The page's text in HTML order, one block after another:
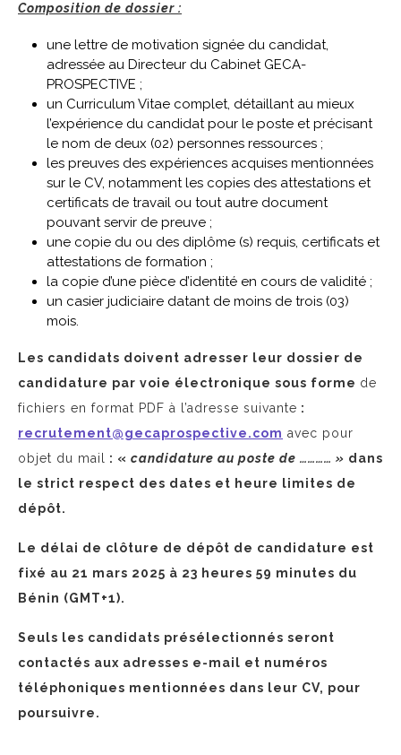
Composition de dossier :
une lettre de motivation signée du candidat,
adressée au Directeur du Cabinet GECA-
PROSPECTIVE ;
un Curriculum Vitae complet, détaillant au mieux
l’expérience du candidat pour le poste et précisant
le nom de deux (02) personnes ressources ;
les preuves des expériences acquises mentionnées
sur le CV, notamment les copies des attestations et
certificats de travail ou tout autre document
pouvant servir de preuve ;
une copie du ou des diplôme (s) requis, certificats et
attestations de formation ;
la copie d’une pièce d’identité en cours de validité ;
un casier judiciaire datant de moins de trois (03)
mois.
Les candidats doivent adresser leur dossier de
candidature par voie électronique sous forme de
fichiers en format PDF à l’adresse suivante :
recrutement@gecaprospective.com avec pour
objet du mail
: « candidature au poste de ………… » dans
le strict respect des dates et heure limites de
dépôt.
Le délai de clôture de dépôt de candidature est
fixé au 21 mars 2025 à 23 heures 59 minutes du
Bénin (GMT+1).
Seuls les candidats présélectionnés seront
contactés aux adresses e-mail et numéros
téléphoniques mentionnées dans leur CV, pour
poursuivre.